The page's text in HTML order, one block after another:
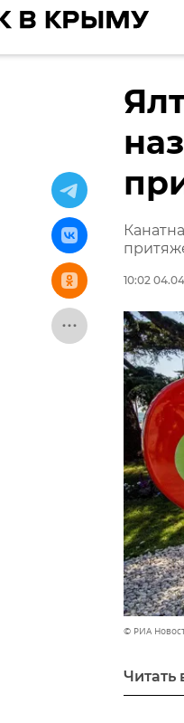
10:02
© РИА
Читать